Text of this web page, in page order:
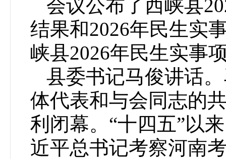
会议公布了西峡县
结果和2026年民生实
峡县2026年民生实事
县委书记马俊讲话
体代表和与会同志的
利闭幕。“十四五”以
近平总书记考察河南